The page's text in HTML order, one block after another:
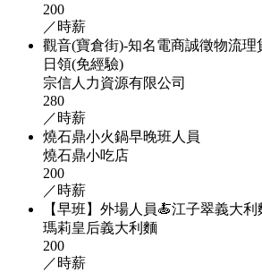
200
／時薪
觀音(寶倉街)-知名電商誠徵物流理
日領(免經驗)
宗信人力資源有限公司
280
／時薪
燒石鼎小火鍋早晚班人員
燒石鼎小吃店
200
／時薪
【早班】外場人員🍝江子翠義大利
瑪莉皇后義大利麵
200
／時薪